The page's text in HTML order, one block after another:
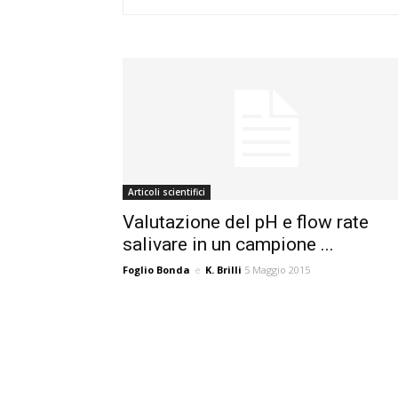
Articoli scientifici
Valutazione del pH e flow rate
salivare in un campione ...
Foglio Bonda e K. Brilli 5 Maggio 2015